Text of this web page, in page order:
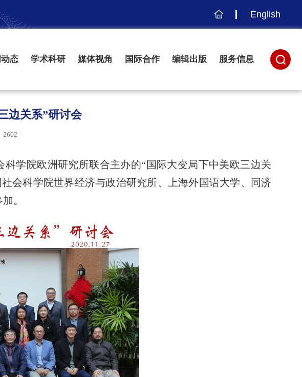
主 English
态 学术科研 媒体视角 国际合作 编辑出版 服务信息
边关系”研讨会
2602
学院欧洲研究所联合主办的“国际大变局下中美欧三边关
会科学院世界经济与政治研究所、上海外国语大学、同济
。